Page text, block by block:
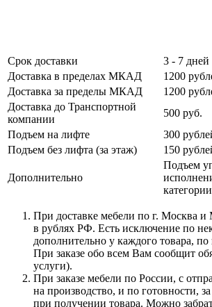
Срок доставки
3 - 7 дней
Доставка в пределах МКАД
1200
Доставка за пределы МКАД
1200
Доставка до Транспортной
компании
500 руб.
Подъем на лифте
300
Подъем без лифта (за этаж)
150
Дополнительно
Подъем
При доставке мебели по г. Москва и
в рублях РФ. Есть исключение по
дополнительно у каждого товара,
При заказе обо всем Вам сообщит
услуги).
При заказе мебели по России, с
на производство, и по готовности,
при получении товара. Можно